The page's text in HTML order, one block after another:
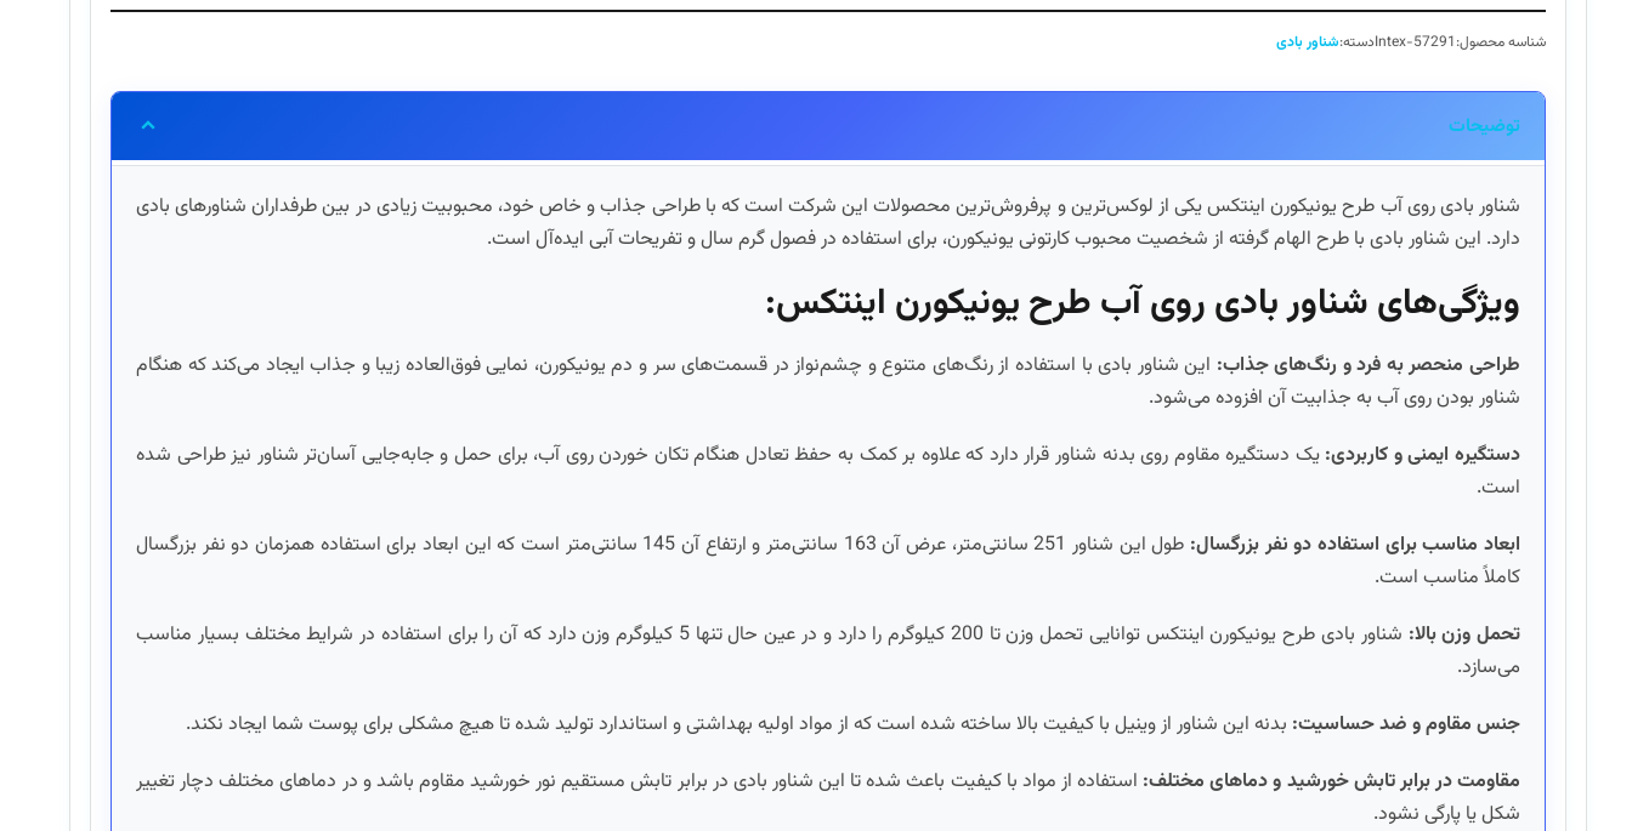
شناسه محصول:Intex-57291دسته:شناور بادی
توضیحات
شناور بادی روی آب طرح یونیکورن اینتکس یکی از لوکس‌ترین و پرفروش‌ترین محصولات این شرکت است که با طراحی جذاب و خاص خود، محبوبیت زیادی در بین طرفداران شناورهای بادی
دارد. این شناور بادی با طرح الهام گرفته از شخصیت محبوب کارتونی یونیکورن، برای استفاده در فصول گرم سال و تفریحات آبی ایده‌آل است.
ویژگی‌های شناور بادی روی آب طرح یونیکورن اینتکس:
طراحی منحصر به فرد و رنگ‌های جذاب: این شناور بادی با استفاده از رنگ‌های متنوع و چشم‌نواز در قسمت‌های سر و دم یونیکورن، نمایی فوق‌العاده زیبا و جذاب ایجاد می‌کند که هنگام
شناور بودن روی آب به جذابیت آن افزوده می‌شود.
دستگیره ایمنی و کاربردی: یک دستگیره مقاوم روی بدنه شناور قرار دارد که علاوه بر کمک به حفظ تعادل هنگام تکان خوردن روی آب، برای حمل و جابه‌جایی آسان‌تر شناور نیز طراحی شده
است.
ابعاد مناسب برای استفاده دو نفر بزرگسال:
طول این شناور 251 سانتی‌متر، عرض آن 163 سانتی‌متر و ارتفاع آن 145 سانتی‌متر است که این ابعاد برای استفاده همزمان دو نفر بزرگسال
کاملاً مناسب است.
تحمل وزن بالا:
شناور بادی طرح یونیکورن اینتکس توانایی تحمل وزن تا 200 کیلوگرم را دارد و در عین حال تنها 5 کیلوگرم وزن دارد که آن را برای استفاده در شرایط مختلف بسیار مناسب
می‌سازد.
جنس مقاوم و ضد حساسیت: بدنه این شناور از وینیل با کیفیت بالا ساخته شده است که از مواد اولیه بهداشتی و استاندارد تولید شده تا هیچ مشکلی برای پوست شما ایجاد نکند.
مقاومت در برابر تابش خورشید و دماهای مختلف: استفاده از مواد با کیفیت باعث شده تا این شناور بادی در برابر تابش مستقیم نور خورشید مقاوم باشد و در دماهای مختلف دچار تغییر
شکل یا پارگی نشود.